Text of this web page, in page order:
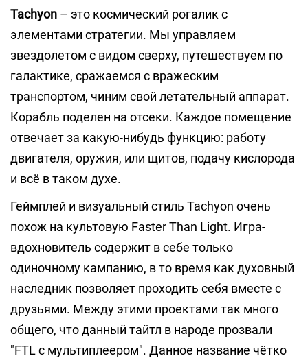
Tachyon – это космический рогалик с
элементами стратегии. Мы управляем
звездолетом с видом сверху, путешествуем по
галактике, сражаемся с вражеским
транспортом, чиним свой летательный аппарат.
Корабль поделен на отсеки. Каждое помещение
отвечает за какую-нибудь функцию: работу
двигателя, оружия, или щитов, подачу кислорода
и всё в таком духе.
Геймплей и визуальный стиль Tachyon очень
похож на культовую Faster Than Light. Игра-
вдохновитель содержит в себе только
одиночному кампанию, в то время как духовный
наследник позволяет проходить себя вместе с
друзьями. Между этими проектами так много
общего, что данный тайтл в народе прозвали
"FTL с мультиплеером". Данное название чётко